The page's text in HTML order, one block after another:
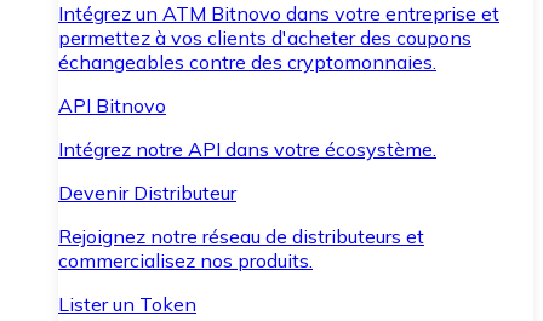
Intégrez un ATM Bitnovo dans votre entreprise et
permettez à vos clients d'acheter des coupons
échangeables contre des cryptomonnaies.
API Bitnovo
Intégrez notre API dans votre écosystème.
Devenir Distributeur
Rejoignez notre réseau de distributeurs et
commercialisez nos produits.
Lister un Token